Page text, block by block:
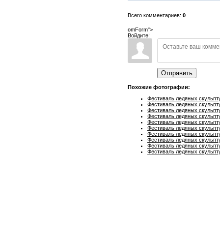
Всего комментариев: 0
omForm">
Войдите:
Отправить
Похожие фотографии:
Фестиваль ледяных
Фестиваль ледяных
Фестиваль ледяных
Фестиваль ледяных
Фестиваль ледяных
Фестиваль ледяных
Фестиваль ледяных
Фестиваль ледяных
Фестиваль ледяных
Фестиваль ледяных